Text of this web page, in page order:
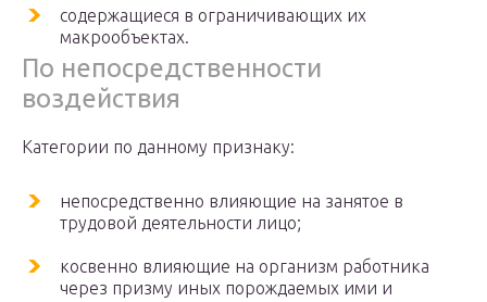
содержащиеся в ограничивающих их
макрообъектах.
По непосредственности
воздействия
Категории по данному признаку:
непосредственно влияющие на занятое в
трудовой деятельности лицо;
косвенно влияющие на организм работника
через призму иных порождаемых ими и